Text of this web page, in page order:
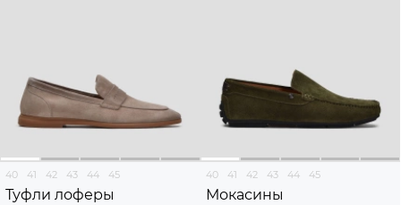
40 41 42 43 44 45
Туфли лоферы
40 41 42 43 44 45
Мокасины